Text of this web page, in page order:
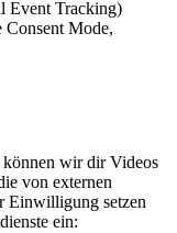
Event Tracking)
Mode,
können wir dir Videos
von externen
Einwilligung setzen
ein: